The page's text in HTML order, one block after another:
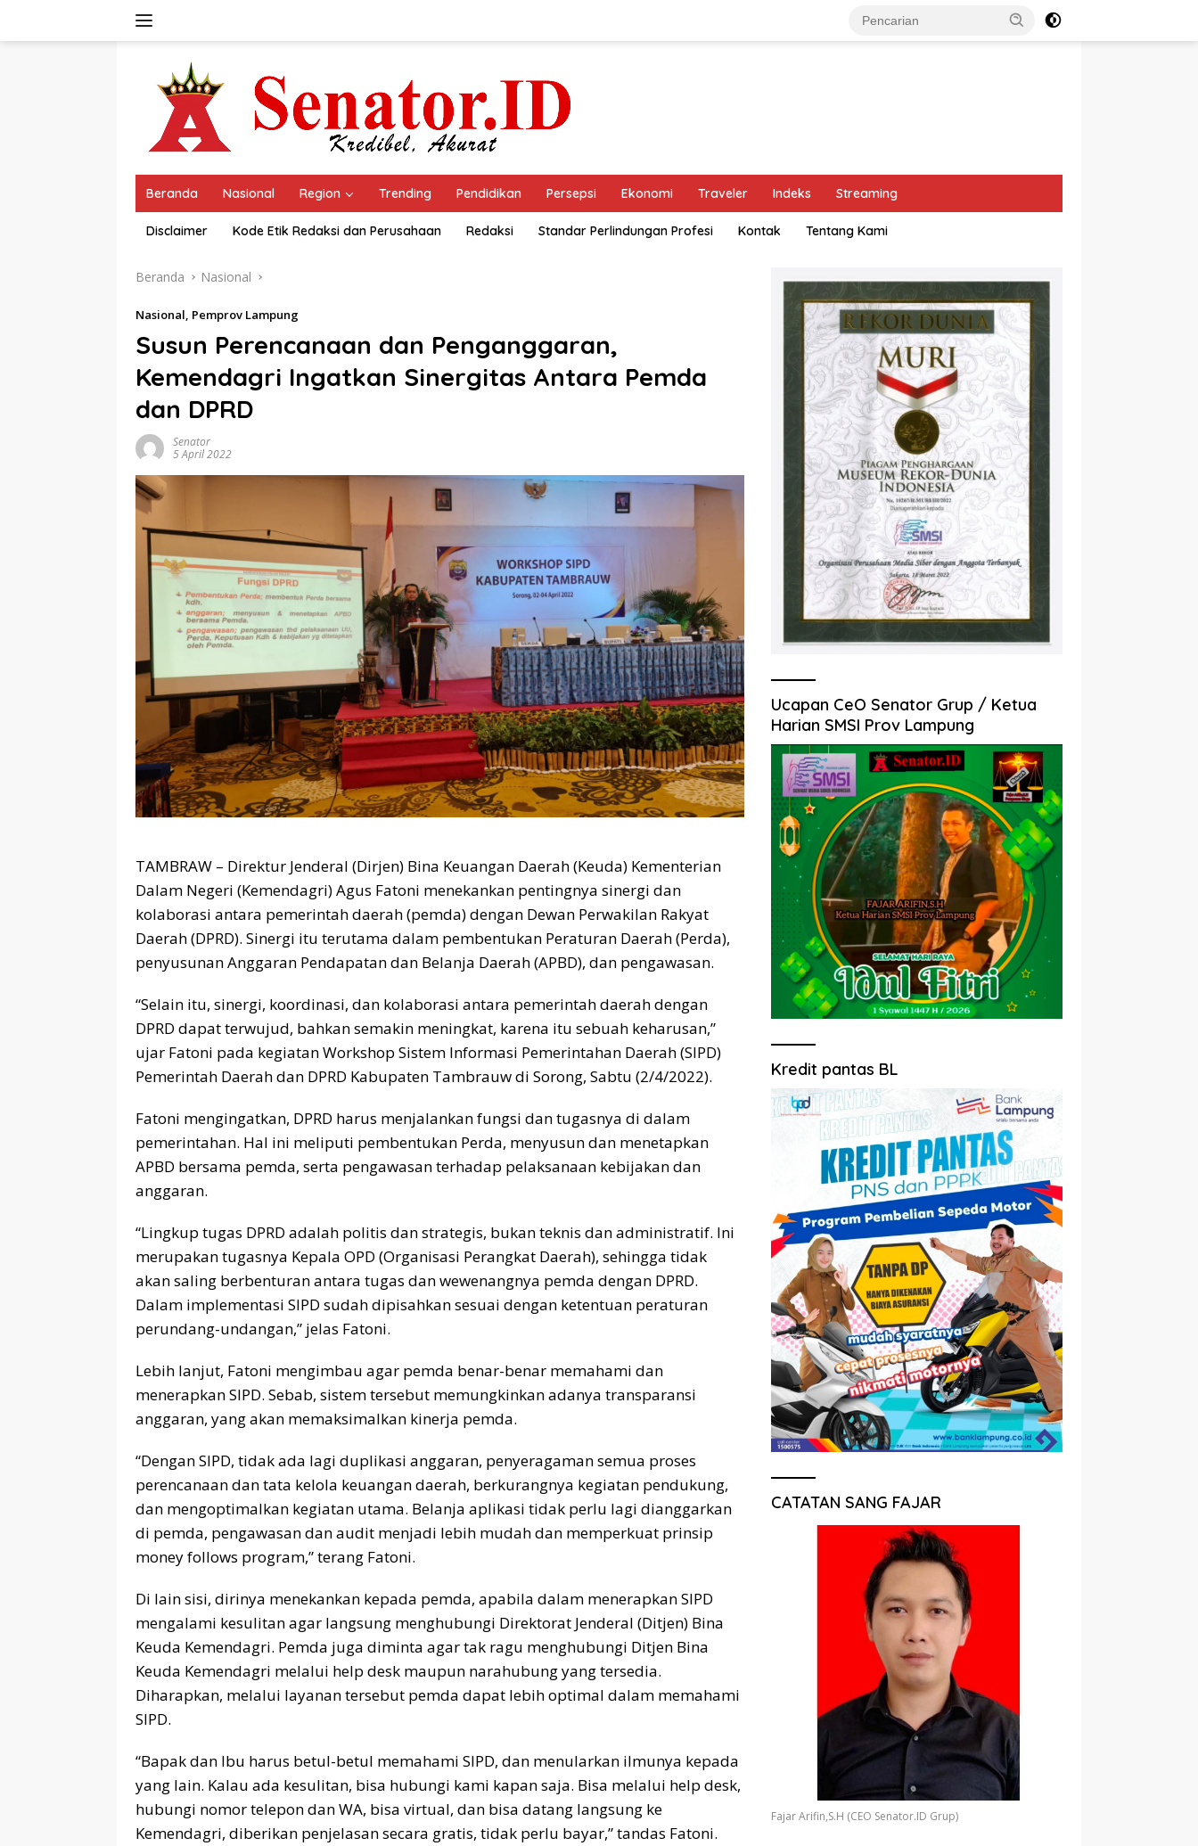
Beranda Nasional Region Trending Pendidikan Persepsi Ekonomi Traveler Indeks Streaming
Disclaimer Kode Etik Redaksi dan Perusahaan Redaksi Standar Perlindungan Profesi Kontak Tentang Kami
Beranda Nasional
Nasional, Pemprov Lampung
Susun Perencanaan dan Penganggaran,
Kemendagri Ingatkan Sinergitas Antara Pemda
dan DPRD
Senator
5 April 2022
TAMBRAW – Direktur Jenderal (Dirjen) Bina Keuangan Daerah (Keuda) Kementerian
Dalam Negeri (Kemendagri) Agus Fatoni menekankan pentingnya sinergi dan
kolaborasi antara pemerintah daerah (pemda) dengan Dewan Perwakilan Rakyat
Daerah (DPRD). Sinergi itu terutama dalam pembentukan Peraturan Daerah (Perda),
penyusunan Anggaran Pendapatan dan Belanja Daerah (APBD), dan pengawasan.
“Selain itu, sinergi, koordinasi, dan kolaborasi antara pemerintah daerah dengan
DPRD dapat terwujud, bahkan semakin meningkat, karena itu sebuah keharusan,”
ujar Fatoni pada kegiatan Workshop Sistem Informasi Pemerintahan Daerah (SIPD)
Pemerintah Daerah dan DPRD Kabupaten Tambrauw di Sorong, Sabtu (2/4/2022).
Fatoni mengingatkan, DPRD harus menjalankan fungsi dan tugasnya di dalam
pemerintahan. Hal ini meliputi pembentukan Perda, menyusun dan menetapkan
APBD bersama pemda, serta pengawasan terhadap pelaksanaan kebijakan dan
anggaran.
“Lingkup tugas DPRD adalah politis dan strategis, bukan teknis dan administratif. Ini
merupakan tugasnya Kepala OPD (Organisasi Perangkat Daerah), sehingga tidak
akan saling berbenturan antara tugas dan wewenangnya pemda dengan DPRD.
Dalam implementasi SIPD sudah dipisahkan sesuai dengan ketentuan peraturan
perundang-undangan,” jelas Fatoni.
Lebih lanjut, Fatoni mengimbau agar pemda benar-benar memahami dan
menerapkan SIPD. Sebab, sistem tersebut memungkinkan adanya transparansi
anggaran, yang akan memaksimalkan kinerja pemda.
“Dengan SIPD, tidak ada lagi duplikasi anggaran, penyeragaman semua proses
perencanaan dan tata kelola keuangan daerah, berkurangnya kegiatan pendukung,
dan mengoptimalkan kegiatan utama. Belanja aplikasi tidak perlu lagi dianggarkan
di pemda, pengawasan dan audit menjadi lebih mudah dan memperkuat prinsip
money follows program,” terang Fatoni.
Di lain sisi, dirinya menekankan kepada pemda, apabila dalam menerapkan SIPD
mengalami kesulitan agar langsung menghubungi Direktorat Jenderal (Ditjen) Bina
Keuda Kemendagri. Pemda juga diminta agar tak ragu menghubungi Ditjen Bina
Keuda Kemendagri melalui help desk maupun narahubung yang tersedia.
Diharapkan, melalui layanan tersebut pemda dapat lebih optimal dalam memahami
SIPD.
“Bapak dan Ibu harus betul-betul memahami SIPD, dan menularkan ilmunya kepada
yang lain. Kalau ada kesulitan, bisa hubungi kami kapan saja. Bisa melalui help desk,
hubungi nomor telepon dan WA, bisa virtual, dan bisa datang langsung ke
Kemendagri, diberikan penjelasan secara gratis, tidak perlu bayar,” tandas Fatoni.
Ucapan CeO Senator Grup / Ketua
Harian SMSI Prov Lampung
Kredit pantas BL
CATATAN SANG FAJAR
Fajar Arifin,S.H (CEO Senator.ID Grup)